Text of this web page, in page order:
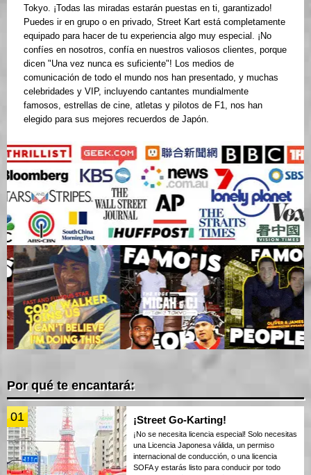
Tokyo. ¡Todas las miradas estarán puestas en ti, garantizado!
Puedes ir en grupo o en privado, Street Kart está completamente
equipado para hacer de tu experiencia algo muy especial. ¡No
confíes en nosotros, confía en nuestros valiosos clientes, porque
dicen "Una vez nunca es suficiente"! Los medios de
comunicación de todo el mundo nos han presentado, y muchas
celebridades y VIP, incluyendo cantantes mundialmente
famosos, estrellas de cine, atletas y pilotos de F1, nos han
elegido para sus mejores recuerdos de Japón.
Por qué te encantará:
01 ¡Street Go-Karting!
¡No se necesita licencia especial! Solo necesitas
una Licencia Japonesa válida, un permiso
internacional de conducción, o una licencia
SOFA y estarás listo para conducir por todo